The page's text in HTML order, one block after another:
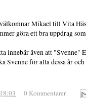
Mikael till Vita
göra ett bra uppdrag
innebär även att "Svenne"
Svenne för alla dessa år
18:03 0 Kommentarer